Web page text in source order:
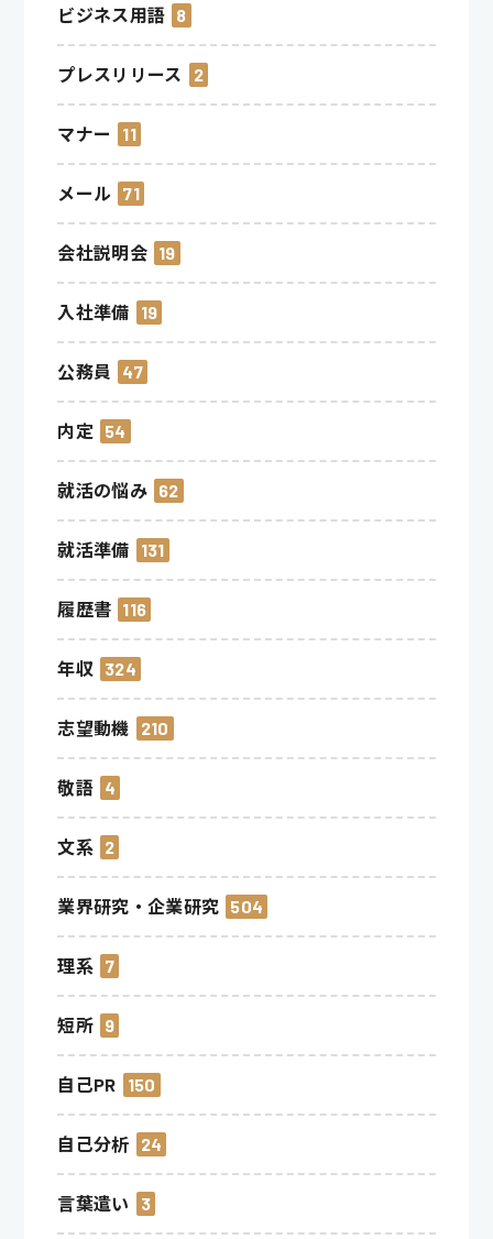
ビジネス用語 8
プレスリリース 2
マナー 11
メール 71
会社説明会 19
入社準備 19
公務員 47
内定 54
就活の悩み 62
就活準備 131
履歴書 116
年収 324
志望動機 210
敬語 4
文系 2
業界研究・企業研究 504
理系 7
短所 9
自己PR 150
自己分析 24
言葉遣い 3